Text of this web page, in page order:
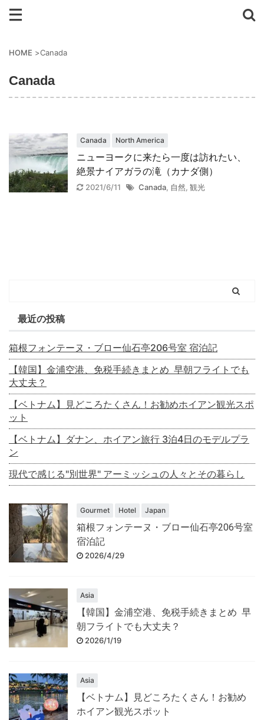
HOME >Canada
Canada
Canada North America
ニューヨークに来たら一度は訪れたい、
絶景ナイアガラの滝（カナダ側）
2021/6/11 Canada 自然 観光
最近の投稿
箱根フォンテーヌ・ブロー仙石亭206号室 宿泊記
【韓国】金浦空港、免税手続きまとめ 早朝フライトでも
大丈夫？
【ベトナム】見どころたくさん！お勧めホイアン観光スポ
ット
【ベトナム】ダナン、ホイアン旅行 3泊4日のモデルプラ
ン
現代で感じる"別世界" アーミッシュの人々とその暮らし
Gourmet Hotel Japan
箱根フォンテーヌ・ブロー仙石亭206号室
宿泊記
2026/4/29
Asia
【韓国】金浦空港、免税手続きまとめ 早
朝フライトでも大丈夫？
2026/1/19
Asia
【ベトナム】見どころたくさん！お勧め
ホイアン観光スポット